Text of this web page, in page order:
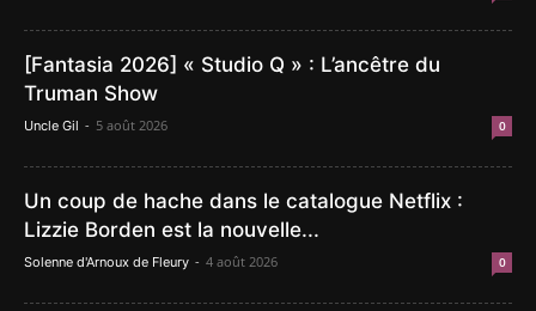
[Fantasia 2026] « Studio Q » : L’ancêtre du
Truman Show
Uncle Gil - 5 août 2026 0
Un coup de hache dans le catalogue Netflix :
Lizzie Borden est la nouvelle...
Solenne d'Arnoux de Fleury - 4 août 2026 0